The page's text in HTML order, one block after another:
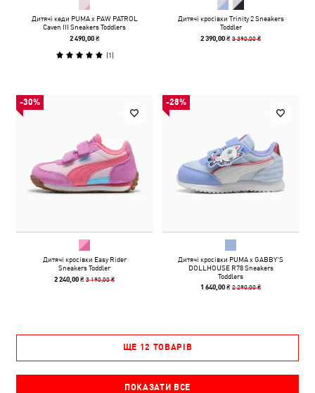
Дитячі кеди PUMA x PAW PATROL
Caven III Sneakers Toddlers
2 490,00 ₴
(1)
Дитячі кросівки Trinity 2 Sneakers
Toddler
2 390,00 ₴3 390,00 ₴
-30%
Дитячі кросівки Easy Rider
Sneakers Toddler
2 240,00 ₴3 190,00 ₴
-28%
Дитячі кросівки PUMA x GABBY'S
DOLLHOUSE R78 Sneakers
Toddlers
1 640,00 ₴2 290,00 ₴
ЩЕ 12 ТОВАРІВ
ПОКАЗАТИ ВСЕ